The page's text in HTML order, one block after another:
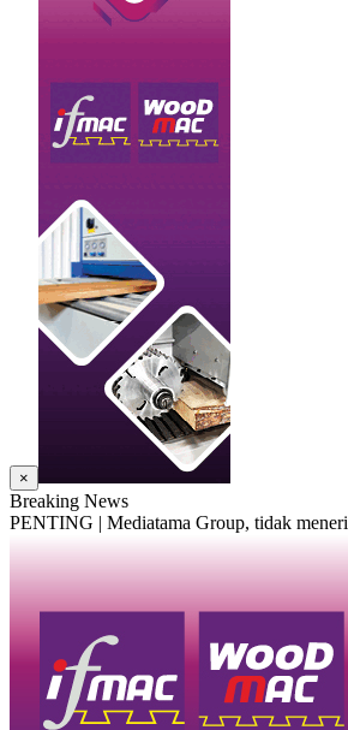
×
Breaking News
PENTING | Mediatama Group, tidak